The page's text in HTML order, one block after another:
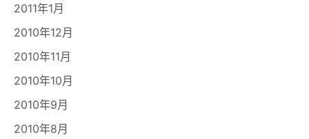
2011年1月
2010年12月
2010年11月
2010年10月
2010年9月
2010年8月